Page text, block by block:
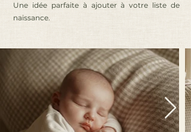
Une idée parfaite à ajouter à votre liste de
naissance.